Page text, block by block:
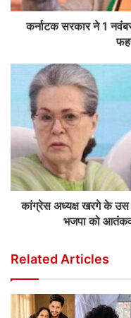
कर्नाटक सरकार ने 1
कांग्रेस अध्यक्ष खरगे के उस
भजपा को
Related Articles